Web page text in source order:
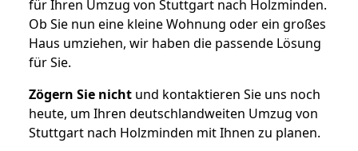
für Ihren Umzug von Stuttgart nach Holzminden.
Ob Sie nun eine kleine Wohnung oder ein großes
Haus umziehen, wir haben die passende Lösung
für Sie.
Zögern Sie nicht und kontaktieren Sie uns noch
heute, um Ihren deutschlandweiten Umzug von
Stuttgart nach Holzminden mit Ihnen zu planen.